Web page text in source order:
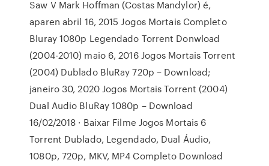
Saw V Mark Hoffman (Costas Mandylor) é,
aparen abril 16, 2015 Jogos Mortais Completo
Bluray 1080p Legendado Torrent Donwload
(2004-2010) maio 6, 2016 Jogos Mortais Torrent
(2004) Dublado BluRay 720p – Download;
janeiro 30, 2020 Jogos Mortais Torrent (2004)
Dual Audio BluRay 1080p – Download
16/02/2018 · Baixar Filme Jogos Mortais 6
Torrent Dublado, Legendado, Dual Áudio,
1080p, 720p, MKV, MP4 Completo Download